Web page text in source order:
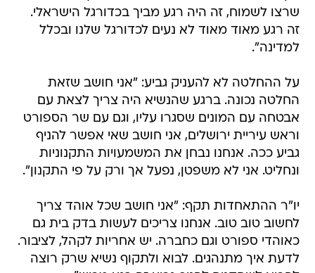
שרצו לשמוח, זה היה רגע מביך בכדורגל הישראלי.
זה רגע מאוד מאוד לא נעים לכדורגל שלנו ובכלל
למדינה".
על ההחלטה לא להעניק גביע: "אני חושב שזאת
החלטה נכונה. ברגע שהנשיא היה צריך לצאת עם
אבטחה עם המונים שסגרו עליו, וגם עם שר הספורט
וראש עיריית ירושלים, אני חושב שאי אפשר להניף
גביע ככה. אנחנו נבחן את המשמעויות התקנוניות
ונחליט. אני לא משפטן, נפעל אך ורק על פי התקנון".
יו"ר ההתאחדות תקף: "אני חושב שכל אוהד צריך
לחשוב טוב טוב. אנחנו צריכים לעשות בדק בית גם
כאוהדי ספורט וגם כחברה. יש אחריות לקהל, לציבור.
לדעת איך מתנהגים. לבוא ולתקוף נשיא שרק רוצה